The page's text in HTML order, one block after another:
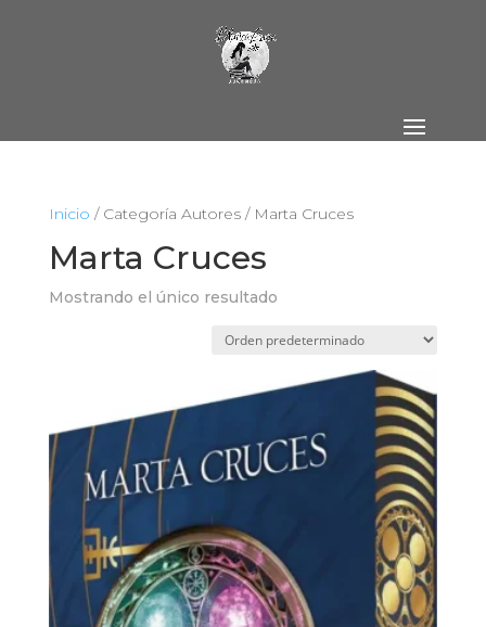
Inicio / Categoría Autores / Marta Cruces
Marta Cruces
Mostrando el único resultado